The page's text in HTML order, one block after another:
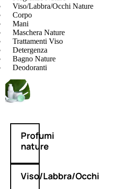
Viso/Labbra/Occhi Nature
Corpo
Mani
Maschera Nature
Trattamenti Viso
Detergenza
Bagno Nature
Deodoranti
Profumi
nature
Viso/Labbra/Occhi